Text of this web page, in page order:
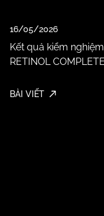
16/05/2026
Kết quả kiểm
RETINOL
BÀI VIẾT